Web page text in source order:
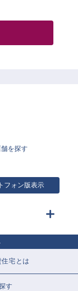
舗を探す
フォン版表示
住宅とは
す